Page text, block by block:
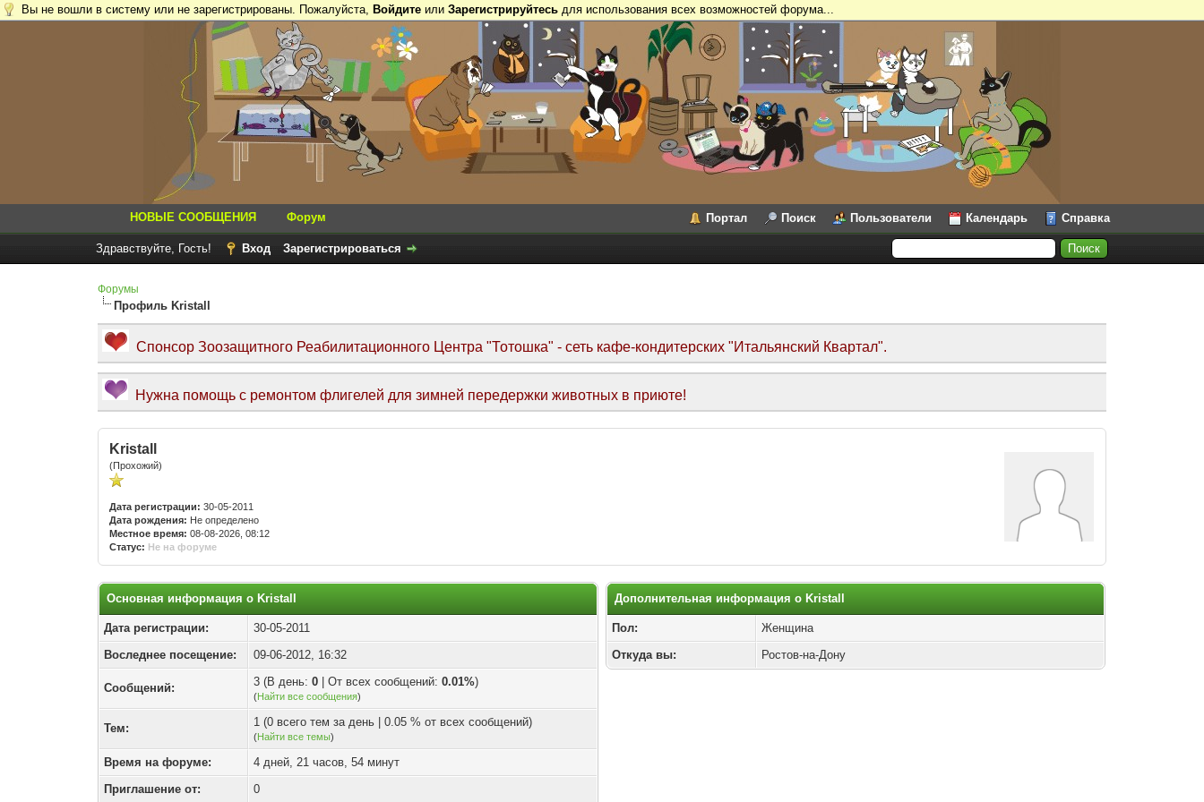
Вы не вошли в систему или не зарегистрированы. Пожалуйста, Войдите или Зарегистрируйтесь для использования всех возможностей форума...
НОВЫЕ СООБЩЕНИЯ Форум Портал Поиск Пользователи Календарь Справка
Здравствуйте, Гость! Вход Зарегистрироваться
Форумы
Профиль Kristall
Спонсор Зоозащитного Реабилитационного Центра "Тотошка" - сеть кафе-кондитерских "Итальянский Квартал".
Нужна помощь с ремонтом флигелей для зимней передержки животных в приюте!
Kristall
(Прохожий)
Дата регистрации: 30-05-2011
Дата рождения: Не определено
Местное время: 08-08-2026, 08:12
Статус: Не на форуме
Основная информация о Kristall
Дата регистрации:
30-05-2011
Воследнее посещение:
09-06-2012, 16:32
Сообщений: 3 (В день:0 | От всех сообщений:0.01%)
(Найти все сообщения)
Тем: 1 (0 всего тем за день | 0.05 % от всех сообщений)
(Найти все темы)
Время на форуме:
4 дней, 21 часов, 54 минут
Приглашение от:
0
Дополнительная информация о Kristall
Пол:
Женщина
Откуда вы:
Ростов-на-Дону